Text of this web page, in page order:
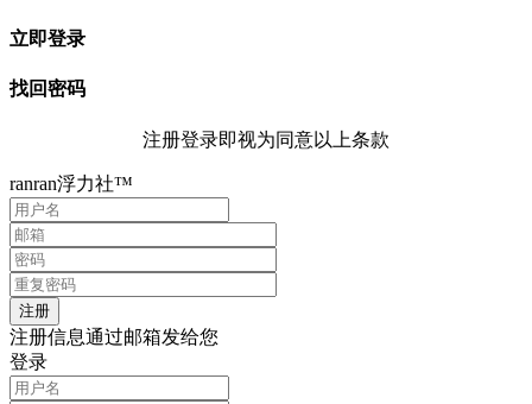
立即登录
找回密码
注册登录即视为同意以上条款
ranran浮力社™
注册信息通过邮箱发给您
登录